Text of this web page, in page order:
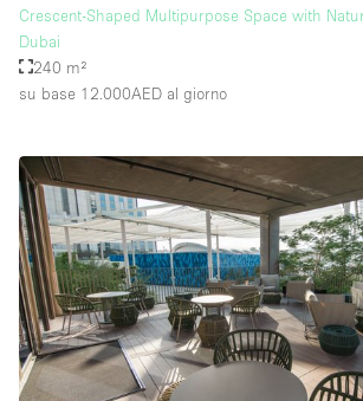
Seminterrato
Piano terra su strada
Terrazza
Di sopra
Altro
Crescent-Shaped Multipurpose Space with
Dubai
240 m²
su base 12.000AED al giorno